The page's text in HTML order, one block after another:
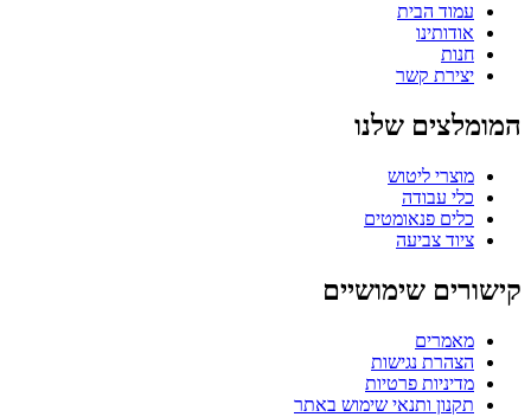
עמוד הבית
אודותינו
חנות
יצירת קשר
המומלצים שלנו
מוצרי ליטוש
כלי עבודה
כלים פנאומטים
ציוד צביעה
קישורים שימושיים
מאמרים
הצהרת נגישות
מדיניות פרטיות
תקנון ותנאי שימוש באתר